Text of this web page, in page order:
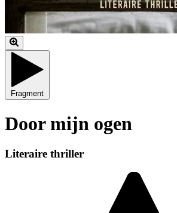
Fragment
Door mijn ogen
Literaire thriller